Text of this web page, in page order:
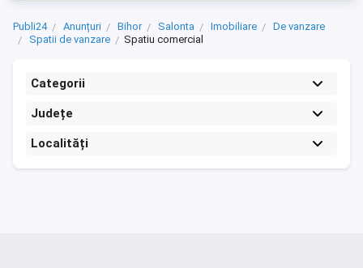
Publi24 Anunțuri Bihor Salonta Imobiliare
De vanzare
Spatii de vanzare
Spatiu comercial
Categorii
Județe
Localități